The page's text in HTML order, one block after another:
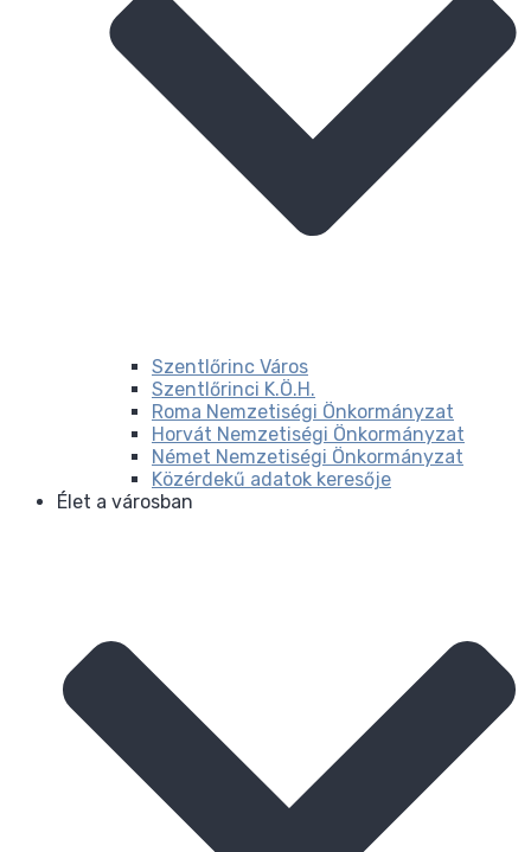
Szentlőrinc Város
Szentlőrinci K.Ö.H.
Roma Nemzetiségi Önkormányzat
Horvát Nemzetiségi Önkormányzat
Német Nemzetiségi Önkormányzat
Közérdekű adatok keresője
Élet a városban